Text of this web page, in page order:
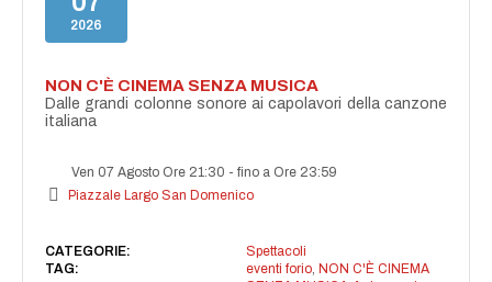
2026
NON C'È CINEMA SENZA MUSICA
Dalle grandi colonne sonore ai capolavori della canzone
italiana
Ven 07 Agosto Ore 21:30 -fino a Ore 23:59
Piazzale Largo San Domenico
CATEGORIE:
Spettacoli
TAG:
eventi forio, NON C'È CINEMA